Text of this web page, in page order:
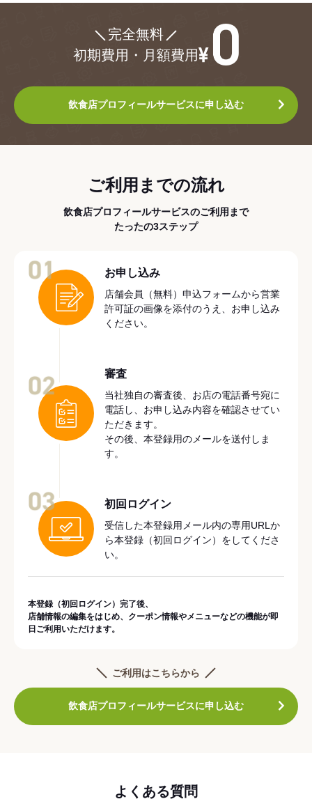
完全無料
初期費用・月額費用
飲食店プロフィールサービスに申し込む
ご利用までの流れ
飲食店プロフィールサービスのご利用まで
たったの3ステップ
お申し込み
店舗会員（無料）申込フォームから営業
許可証の画像を添付のうえ、お申し込み
ください。
審査
当社独自の審査後、お店の電話番号宛に
電話し、お申し込み内容を確認させてい
ただきます。
その後、本登録用のメールを送付しま
す。
初回ログイン
受信した本登録用メール内の専用URLか
ら本登録（初回ログイン）をしてくださ
い。
本登録（初回ログイン）完了後、
店舗情報の編集をはじめ、クーポン情報やメニューなどの機能が即
日ご利用いただけます。
ご利用はこちらから
飲食店プロフィールサービスに申し込む
よくある質問